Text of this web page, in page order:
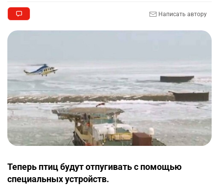
Написать автору
Теперь птиц будут отпугивать с помощью
специальных устройств.